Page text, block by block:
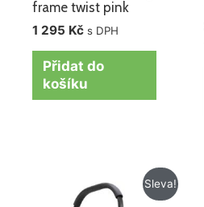
frame twist pink
1 295 Kč s DPH
Přidat do
košíku
Sleva!
Původní
cena
Aktuální
cena